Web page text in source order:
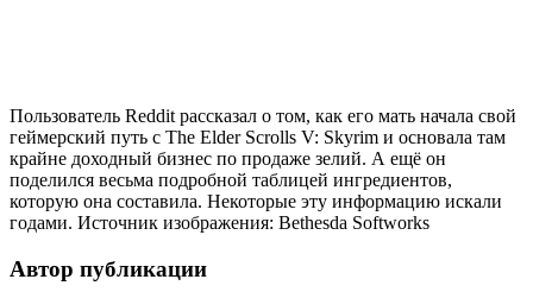
Пользователь Reddit рассказал о том, как его мать начала свой
геймерский путь с The Elder Scrolls V: Skyrim и основала там
крайне доходный бизнес по продаже зелий. А ещё он
поделился весьма подробной таблицей ингредиентов,
которую она составила. Некоторые эту информацию искали
годами. Источник изображения: Bethesda Softworks
Автор публикации